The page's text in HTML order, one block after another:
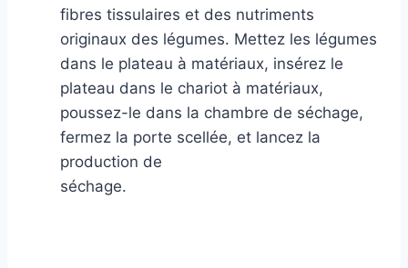
fibres tissulaires et des nutriments
originaux des légumes. Mettez les légumes
dans le plateau à matériaux, insérez le
plateau dans le chariot à matériaux,
poussez-le dans la chambre de séchage,
fermez la porte scellée, et lancez la
production de
séchage.